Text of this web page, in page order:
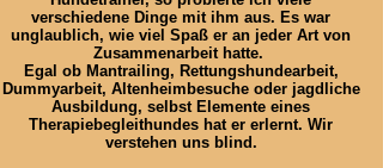
verschiedene Dinge mit ihm aus. Es war
unglaublich, wie viel Spaß er an jeder Art von
Zusammenarbeit hatte.
Egal ob Mantrailing, Rettungshundearbeit,
Dummyarbeit, Altenheimbesuche oder jagdliche
Ausbildung, selbst Elemente eines
Therapiebegleithundes hat er erlernt. Wir
verstehen uns blind.